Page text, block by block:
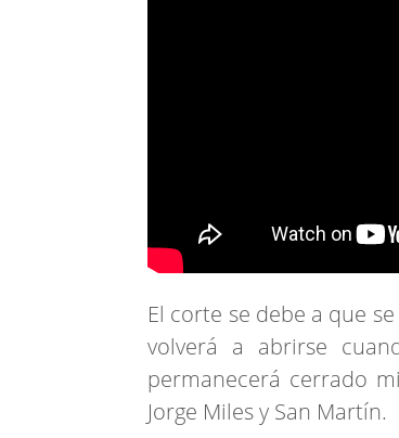
El corte se debe a que
volverá a abrirse
permanecerá cerrado
Jorge Miles y San Martín.